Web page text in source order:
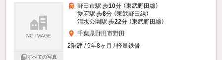
すべての写真
野田市駅 歩10分 （東武野田線）
愛宕駅 歩8分 （東武野田線）
清水公園駅 歩22分 （東武野田線）
千葉県野田市野田
2階建 / 9年8ヶ月 / 軽量鉄骨